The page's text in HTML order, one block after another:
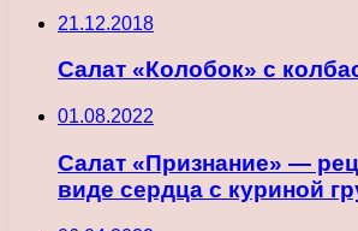
21.12.2018
Салат «Колобок» с
01.08.2022
Салат «Признание» —
виде сердца с куриной